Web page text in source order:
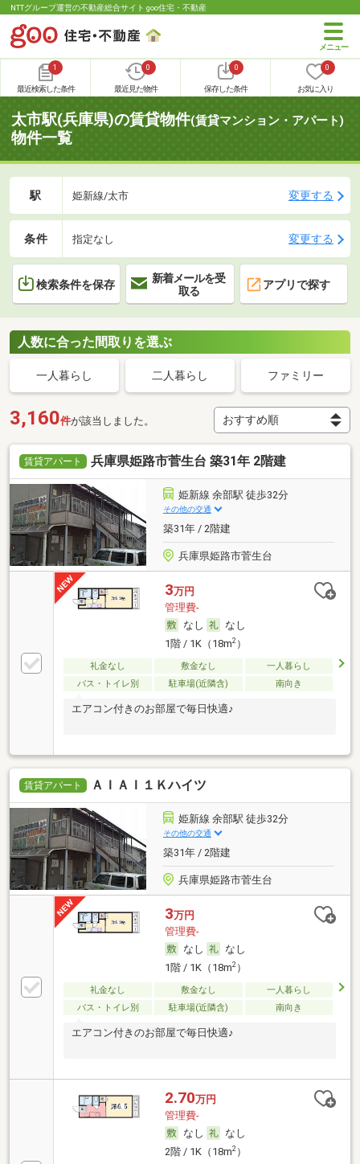
NTTグループ運営の不動産総合サイト goo住宅・不動産
1
最近検索した条件
0
最近見た物件
0
保存した条件
0
お気に入り
太市駅(兵庫県)の賃貸物件(賃貸マンション・アパート)
物件一覧
駅 姫新線/太市 変更する
条件 指定なし 変更する
検索条件を保存
新着メールを受
取る
アプリで探す
人数に合った間取りを選ぶ
一人暮らし 二人暮らし ファミリー
3,160件が該当しました。
賃貸アパート 兵庫県姫路市菅生台 築31年 2階建
姫新線 余部駅 徒歩32分
その他の交通
築31年 / 2階建
兵庫県姫路市菅生台
3万円
管理費-
なし
なし
1階 / 1K（18m2）
礼金なし 敷金なし
一人暮らし
バス・トイレ別
駐車場(近隣含) 南向き
エアコン付きのお部屋で毎日快適♪
賃貸アパート ＡＩＡＩ１Ｋハイツ
姫新線 余部駅 徒歩32分
その他の交通
築31年 / 2階建
兵庫県姫路市菅生台
3万円
管理費-
なし
なし
1階 / 1K（18m2）
礼金なし 敷金なし
一人暮らし
バス・トイレ別
駐車場(近隣含) 南向き
エアコン付きのお部屋で毎日快適♪
2.70万円
管理費-
なし
なし
2階 / 1K（18m2）